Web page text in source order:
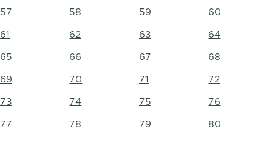
57 58 59 60
61 62 63 64
65 66 67 68
69 70 71 72
73 74 75 76
77 78 79 80